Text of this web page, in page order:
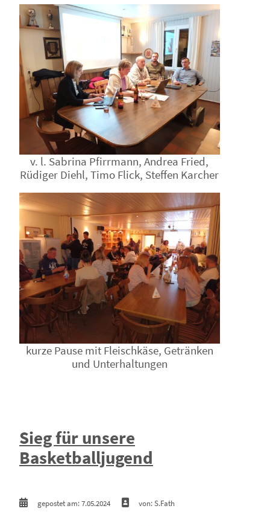
v. l. Sabrina Pfirrmann, Andrea Fried,
Rüdiger Diehl, Timo Flick, Steffen Karcher
kurze Pause mit Fleischkäse, Getränken
und Unterhaltungen
Sieg für unsere
Basketballjugend
gepostet am: 7.05.2024 von: S.Fath